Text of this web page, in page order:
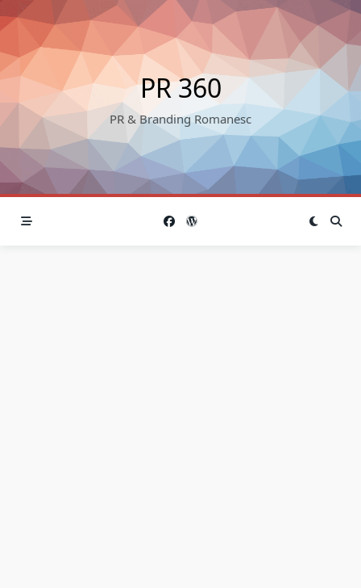
Skip
to
content
PR 360
PR & Branding Romanesc